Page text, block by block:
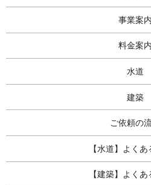
事業案内
料金案内
水道
建築
ご依頼の
【水道】よく
【建築】よく